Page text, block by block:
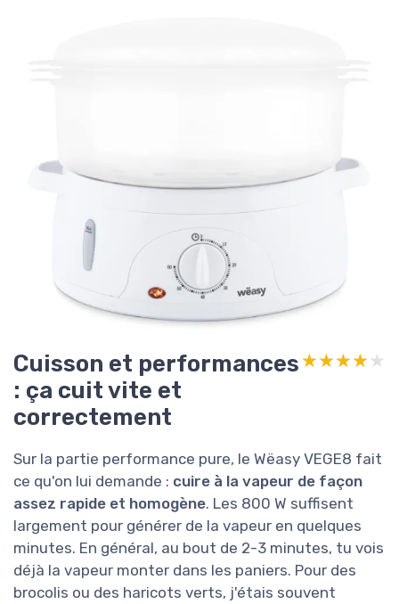
Cuisson et performances
: ça cuit vite et
correctement
★★★★★
★★★★★
Sur la partie performance pure, le Wëasy VEGE8 fait
ce qu'on lui demande : cuire à la vapeur de façon
assez rapide et homogène. Les 800 W suffisent
largement pour générer de la vapeur en quelques
minutes. En général, au bout de 2-3 minutes, tu vois
déjà la vapeur monter dans les paniers. Pour des
brocolis ou des haricots verts, j'étais souvent